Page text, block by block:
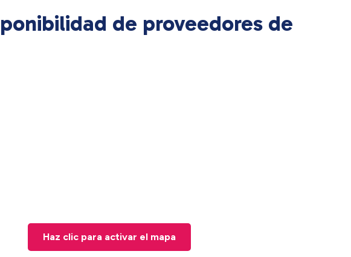
de proveedores de
Haz clic para activar el mapa